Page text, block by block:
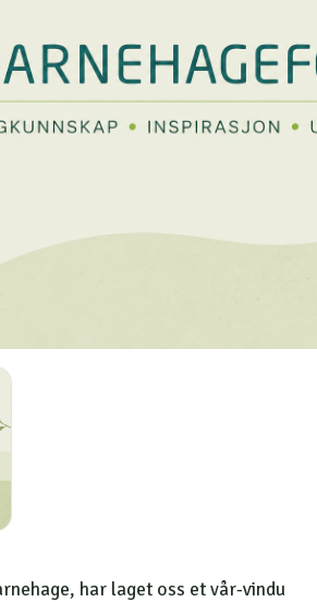
har laget oss et vår-vindu